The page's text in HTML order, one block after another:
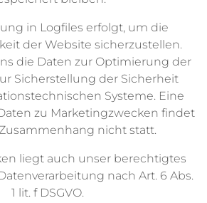
in Logfiles erfolgt, um die
der Website sicherzustellen.
die Daten zur Optimierung der
Sicherstellung der Sicherheit
Systeme. Eine
zu Marketingzwecken findet
nicht statt.
liegt auch unser berechtigtes
nach Art. 6 Abs.
1 lit. f DSGVO.